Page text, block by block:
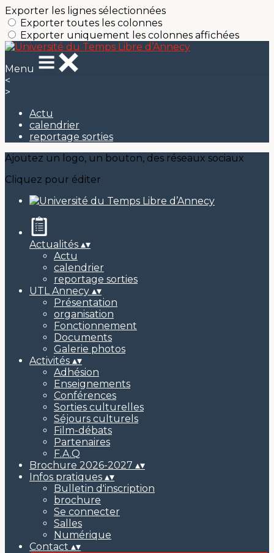
Exporter les lignes sélectionnées
Exporter toutes les colonnes
Exporter uniquement les colonnes affichées
Menu
<
>
Actu
calendrier
reportage sorties
Ajoutez un logo, un bouton, des réseaux sociaux
Cliquez pour éditer
Actualités ▴▾
Actu
calendrier
reportage sorties
UTL Annecy ▴▾
Présentation
organisation
Fonctionnement
Documents
Galerie photos
Activités ▴▾
Adhésion
Enseignements
Conférences
Sorties culturelles
Séjours culturels
Film-débats
Partenaires
F.A.Q
Brochure 2026-2027 ▴▾
Infos pratiques ▴▾
Bulletin d'inscription
brochure
Se connecter
Salles
Numérique
Contact ▴▾